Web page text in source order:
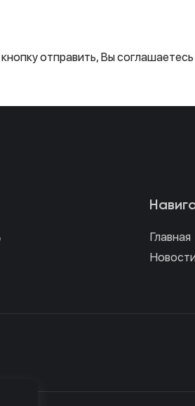
отправить, Вы
Главная